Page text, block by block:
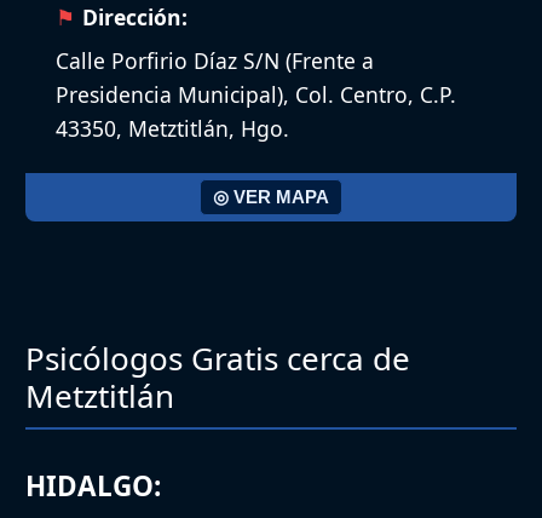
Dirección:
Calle Porfirio Díaz S/N (Frente a
Presidencia Municipal), Col. Centro, C.P.
43350, Metztitlán, Hgo.
◎ VER MAPA
Psicólogos Gratis cerca de
Metztitlán
HIDALGO: